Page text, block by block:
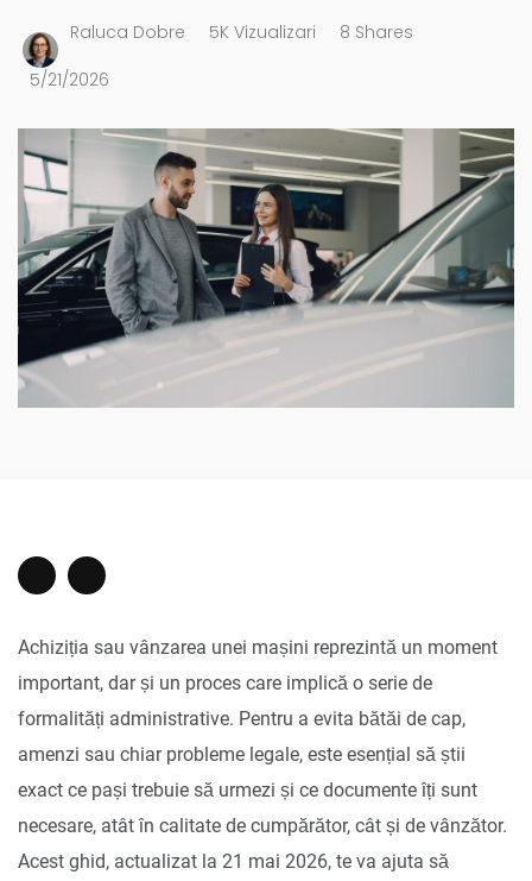
Raluca Dobre 5K Vizualizari 8 Shares
5/21/2026
Achiziția sau vânzarea unei mașini reprezintă un moment
important, dar și un proces care implică o serie de
formalități administrative. Pentru a evita bătăi de cap,
amenzi sau chiar probleme legale, este esențial să știi
exact ce pași trebuie să urmezi și ce documente îți sunt
necesare, atât în calitate de cumpărător, cât și de vânzător.
Acest ghid, actualizat la 21 mai 2026, te va ajuta să